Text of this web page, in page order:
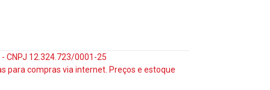
CNPJ 12.324.723/0001-25
para compras via internet. Preços e estoque